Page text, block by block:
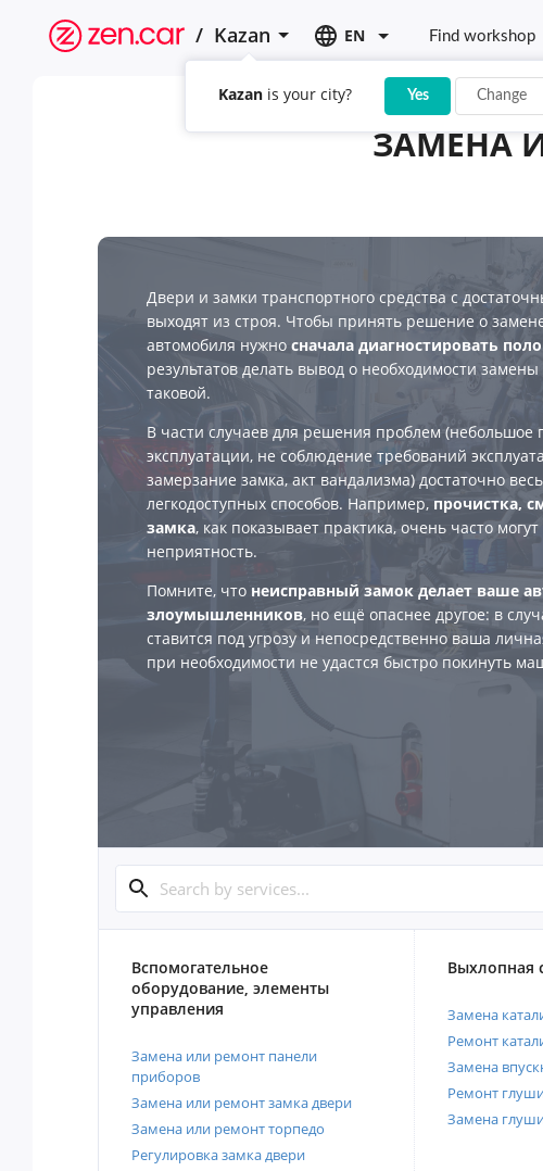
/ Kazan
Kazan is your city? Yes Change
EN Find workshop
ЗАМЕНА
Двери и замки транспортного средства с
выходят из строя. Чтобы принять решение о
автомобиля нужно сначала диагностировать
результатов делать вывод о необходимости замены
таковой.
В части случаев для решения проблем (небольшое
эксплуатации, не соблюдение требований
замерзание замка, акт вандализма) достаточно
легкодоступных способов. Например, прочистка,
замка, как показывает практика, очень часто
неприятность.
Помните, что неисправный замок делает ваше
злоумышленников, но ещё опаснее другое: в
ставится под угрозу и непосредственно ваша
при необходимости не удастся быстро покинуть
Вспомогательное
оборудование, элементы
управления
Замена или ремонт панели
приборов
Замена или ремонт замка двери
Замена или ремонт торпедо
Регулировка замка двери
Выхлопная
Замена
Ремонт
Замена
Ремонт
Замена